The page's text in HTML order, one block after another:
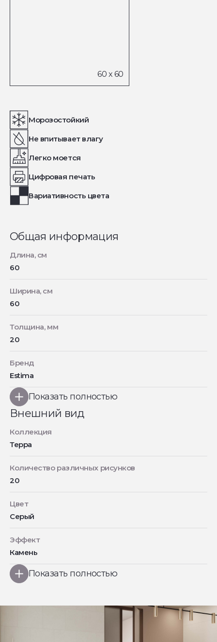
Морозостойкий
Не впитывает влагу
Легко моется
Цифровая печать
Вариативность цвета
Общая информация
Длина, см
60
Ширина, см
60
Толщина, мм
20
Бренд
Estima
Показать полностью
Внешний вид
Коллекция
Терра
Количество различных рисунков
20
Цвет
Серый
Эффект
Камень
Показать полностью